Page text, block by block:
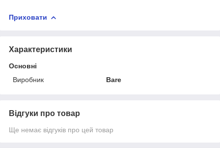
Приховати
Характеристики
Основні
Виробник
Bare
Відгуки про товар
Ще немає відгуків про цей товар